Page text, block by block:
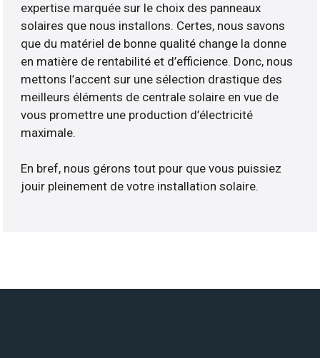
expertise marquée sur le choix des panneaux
solaires que nous installons. Certes, nous savons
que du matériel de bonne qualité change la donne
en matière de rentabilité et d’efficience. Donc, nous
mettons l’accent sur une sélection drastique des
meilleurs éléments de centrale solaire en vue de
vous promettre une production d’électricité
maximale.
En bref, nous gérons tout pour que vous puissiez
jouir pleinement de votre installation solaire.